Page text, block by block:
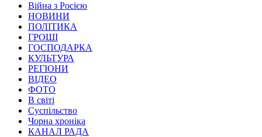
Війна з Росією
НОВИНИ
ПОЛІТИКА
ГРОШІ
ГОСПОДАРКА
КУЛЬТУРА
РЕГІОНИ
ВІДЕО
ФОТО
В світі
Суспільство
Чорна хроніка
КАНАЛ РАДА